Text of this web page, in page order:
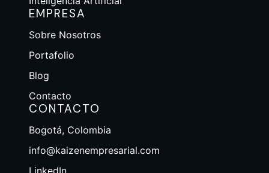
EMPRESA
Sobre Nosotros
Portafolio
Blog
Contacto
CONTACTO
Bogotá, Colombia
info@kaizenempresarial.com
LinkedIn